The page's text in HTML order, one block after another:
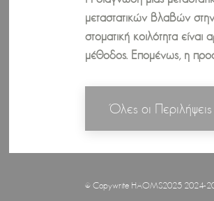
μεταστατικών βλαβών στην
στοματική κοιλότητα
μέθοδος. Επομένως, η
Όλες οι
© Copywrite HAOMS2025 2024-